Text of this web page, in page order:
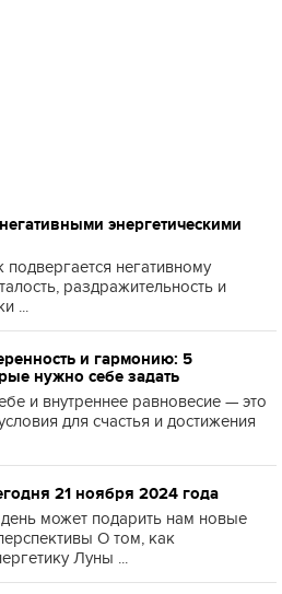
энергетическими
негативному
раздражительность и
...
и гармонию: 5
нужно себе задать
и внутреннее равновесие — это
для счастья и достижения
21 ноября 2024 года
может подарить нам новые
О том, как
Луны ...